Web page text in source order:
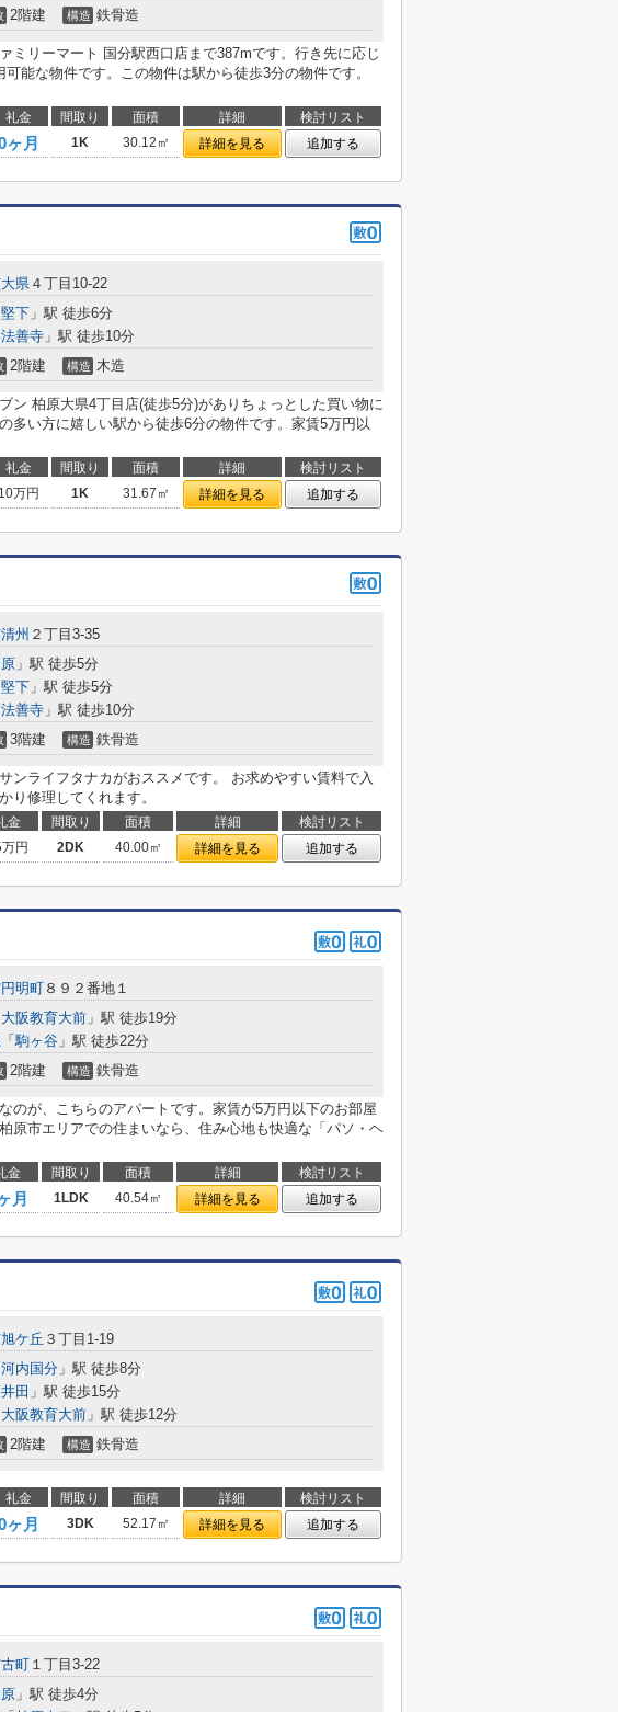
2階建 構造 鉄骨造
ミリーマート 国分駅西口店まで387mです。行き先に応じ
能な物件です。この物件は駅から徒歩3分の物件です。
礼金 間取り 面積 詳細
検討リスト
ヶ月 1K 30.12㎡ 詳細を見る 追加する
大県 ４丁目10-22
堅下 」駅 徒歩6分
法善寺 」駅 徒歩10分
2階建 構造 木造
ン 柏原大県4丁目店(徒歩5分)がありちょっとした買い物に
多い方に嬉しい駅から徒歩6分の物件です。家賃5万円以
礼金 間取り 面積 詳細
検討リスト
10万円 1K 31.67㎡ 詳細を見る 追加する
清州 ２丁目3-35
」駅 徒歩5分
堅下 」駅 徒歩5分
法善寺 」駅 徒歩10分
3階建 構造 鉄骨造
ンライフタナカがおススメです。 お求めやすい賃料で入
り修理してくれます。
金 間取り 面積 詳細
検討リスト
円 2DK 40.00㎡ 詳細を見る 追加する
円明町 ８９２番地１
大阪教育大前 」駅 徒歩19分
「駒ヶ谷 」駅 徒歩22分
2階建 構造 鉄骨造
のが、こちらのアパートです。家賃が5万円以下のお部屋
原市エリアでの住まいなら、住み心地も快適な「パソ・ヘ
金 間取り 面積 詳細
検討リスト
月 1LDK 40.54㎡ 詳細を見る 追加する
旭ケ丘 ３丁目1-19
河内国分 」駅 徒歩8分
田 」駅 徒歩15分
大阪教育大前 」駅 徒歩12分
2階建 構造 鉄骨造
礼金 間取り 面積 詳細
検討リスト
ヶ月 3DK 52.17㎡ 詳細を見る 追加する
古町 １丁目3-22
」駅 徒歩4分